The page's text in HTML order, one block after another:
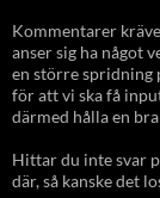
Kommentarer
anser sig ha något
en större spridning
för att vi ska få
därmed hålla en
Hittar du inte svar
där, så kanske det